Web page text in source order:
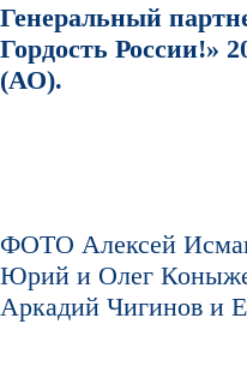
Генеральный
Гордость России!»
(АО).
ФОТО Алексей
Юрий и Олег
Аркадий Чигинов и